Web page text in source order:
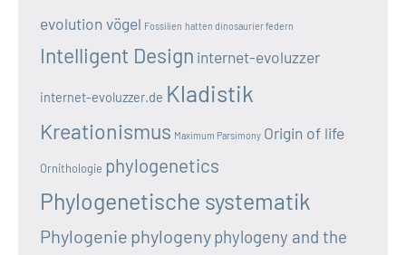
evolution vögel Fossilien hatten dinosaurier federn
Intelligent Design internet-evoluzzer
internet-evoluzzer.de Kladistik
Kreationismus Maximum Parsimony Origin of life
Ornithologie phylogenetics
Phylogenetische systematik
Phylogenie phylogenyphylogeny and the